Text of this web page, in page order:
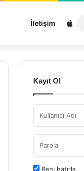
İletişim
Kayıt Ol
Beni hatırla